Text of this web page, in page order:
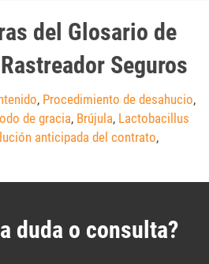
del Glosario de
Seguros
, Procedimiento de desahucio,
de gracia, Brújula, Lactobacillus
anticipada del contrato,
duda o consulta?